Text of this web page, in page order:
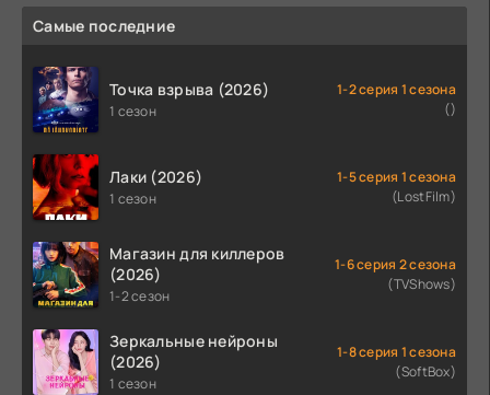
Самые последние
Точка взрыва (2026)
1 сезон
1-2 серия 1 сезона
()
Лаки (2026)
1 сезон
1-5 серия 1 сезона
(LostFilm)
Магазин для киллеров
(2026)
1-2 сезон
1-6 серия 2 сезона
(TVShows)
Зеркальные нейроны
(2026)
1 сезон
1-8 серия 1 сезона
(SoftBox)